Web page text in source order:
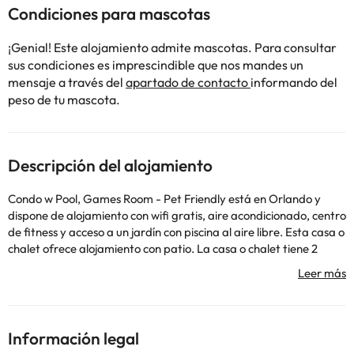
Condiciones para mascotas
¡Genial! Este alojamiento admite mascotas. Para consultar
sus condiciones es imprescindible que nos mandes un
mensaje a través del apartado de contacto informando del
peso de tu mascota.
Descripción del alojamiento
Condo w Pool, Games Room - Pet Friendly está en Orlando y
dispone de alojamiento con wifi gratis, aire acondicionado, centro
de fitness y acceso a un jardín con piscina al aire libre. Esta casa o
chalet ofrece alojamiento con patio. La casa o chalet tiene 2
dormitorios, TV con canales por cable, una cocina equipada con
sauna y bañera de hidromasaje. También hay parque acuático
en Condo w Pool, Games Room - Pet Friendly. Parque acuático
Información legal